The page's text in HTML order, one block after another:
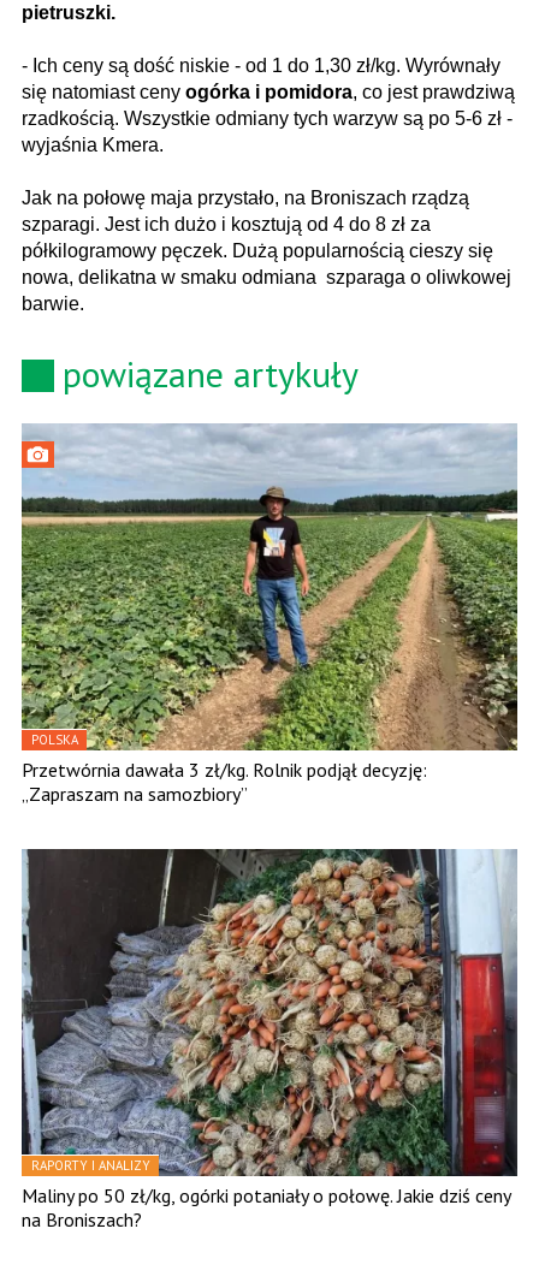
pietruszki.
- Ich ceny są dość niskie - od 1 do 1,30 zł/kg. Wyrównały
się natomiast ceny ogórka i pomidora, co jest prawdziwą
rzadkością. Wszystkie odmiany tych warzyw są po 5-6 zł -
wyjaśnia Kmera.
Jak na połowę maja przystało, na Broniszach rządzą
szparagi. Jest ich dużo i kosztują od 4 do 8 zł za
półkilogramowy pęczek. Dużą popularnością cieszy się
nowa, delikatna w smaku odmiana szparaga o oliwkowej
barwie.
powiązane artykuły
POLSKA
Przetwórnia dawała 3 zł/kg. Rolnik podjął decyzję:
„Zapraszam na samozbiory”
RAPORTY I ANALIZY
Maliny po 50 zł/kg, ogórki potaniały o połowę. Jakie dziś ceny
na Broniszach?